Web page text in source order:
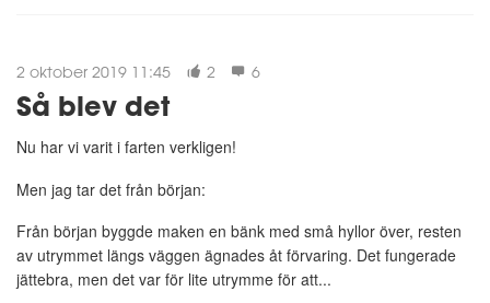
2 oktober 2019 11:45 2 6
Så blev det
Nu har vi varit i farten verkligen!
Men jag tar det från början:
Från början byggde maken en bänk med små hyllor över, resten
av utrymmet längs väggen ägnades åt förvaring. Det fungerade
jättebra, men det var för lite utrymme för att...